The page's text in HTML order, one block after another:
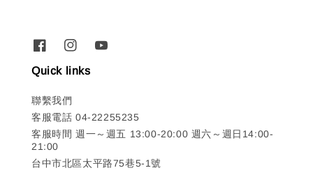
Quick links
聯繫我們
客服電話 04-22255235
客服時間 週一～週五 13:00-20:00 週六～週日14:00-
21:00
台中市北區太平路75巷5-1號